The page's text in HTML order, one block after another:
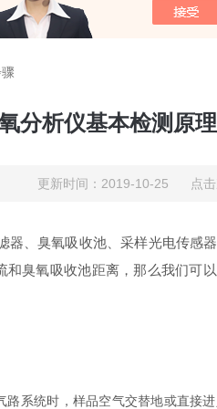
分析仪基本检测原
更新时间：2019-10-25 点击
、臭氧吸收池、采样光电传感
臭氧吸收池距离，那么我们
统时，样品空气交替地或直接